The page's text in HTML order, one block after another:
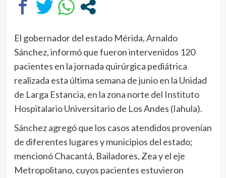
El gobernador del estado Mérida, Arnaldo
Sánchez, informó que fueron intervenidos 120
pacientes en la jornada quirúrgica pediátrica
realizada esta última semana de junio en la Unidad
de Larga Estancia, en la zona norte del Instituto
Hospitalario Universitario de Los Andes (Iahula).
Sánchez agregó que los casos atendidos provenían
de diferentes lugares y municipios del estado;
mencionó Chacantá, Bailadores, Zea y el eje
Metropolitano, cuyos pacientes estuvieron